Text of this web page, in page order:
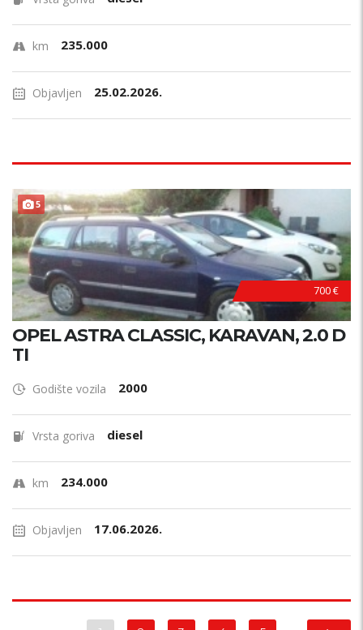
km 235.000
Objavljen 25.02.2026.
5
700 €
OPEL ASTRA CLASSIC, KARAVAN, 2.0 D
TI
Godište vozila 2000
Vrsta goriva diesel
km 234.000
Objavljen 17.06.2026.